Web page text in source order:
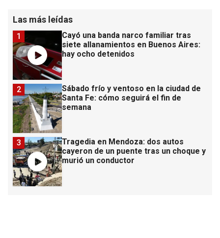
Las más leídas
Cayó una banda narco familiar tras
siete allanamientos en Buenos Aires:
hay ocho detenidos
1
Sábado frío y ventoso en la ciudad de
Santa Fe: cómo seguirá el fin de
semana
2
Tragedia en Mendoza: dos autos
cayeron de un puente tras un choque y
murió un conductor
3